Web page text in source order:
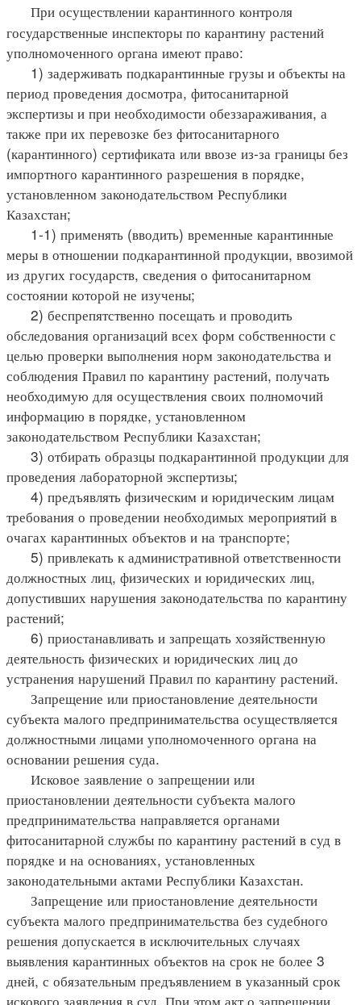
При осуществлении карантинного контроля
государственные инспекторы по карантину растений
уполномоченного органа имеют право:
1) задерживать подкарантинные грузы и объекты на
период проведения досмотра, фитосанитарной
экспертизы и при необходимости обеззараживания, а
также при их перевозке без фитосанитарного
(карантинного) сертификата или ввозе из-за границы без
импортного карантинного разрешения в порядке,
установленном законодательством Республики
Казахстан;
1-1) применять (вводить) временные карантинные
меры в отношении подкарантинной продукции, ввозимой
из других государств, сведения о фитосанитарном
состоянии которой не изучены;
2) беспрепятственно посещать и проводить
обследования организаций всех форм собственности с
целью проверки выполнения норм законодательства и
соблюдения Правил по карантину растений, получать
необходимую для осуществления своих полномочий
информацию в порядке, установленном
законодательством Республики Казахстан;
3) отбирать образцы подкарантинной продукции для
проведения лабораторной экспертизы;
4) предъявлять физическим и юридическим лицам
требования о проведении необходимых мероприятий в
очагах карантинных объектов и на транспорте;
5) привлекать к административной ответственности
должностных лиц, физических и юридических лиц,
допустивших нарушения законодательства по карантину
растений;
6) приостанавливать и запрещать хозяйственную
деятельность физических и юридических лиц до
устранения нарушений Правил по карантину растений.
Запрещение или приостановление деятельности
субъекта малого предпринимательства осуществляется
должностными лицами уполномоченного органа на
основании решения суда.
Исковое заявление о запрещении или
приостановлении деятельности субъекта малого
предпринимательства направляется органами
фитосанитарной службы по карантину растений в суд в
порядке и на основаниях, установленных
законодательными актами Республики Казахстан.
Запрещение или приостановление деятельности
субъекта малого предпринимательства без судебного
решения допускается в исключительных случаях
выявления карантинных объектов на срок не более 3
дней, с обязательным предъявлением в указанный срок
искового заявления в суд. При этом акт о запрещении